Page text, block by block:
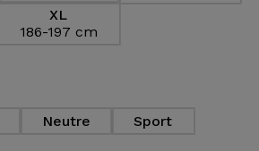
XL
186-197 cm
Neutre Sport